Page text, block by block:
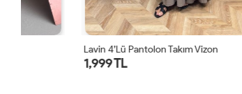
Lavin 4’lü Pantolon Takım Vizon